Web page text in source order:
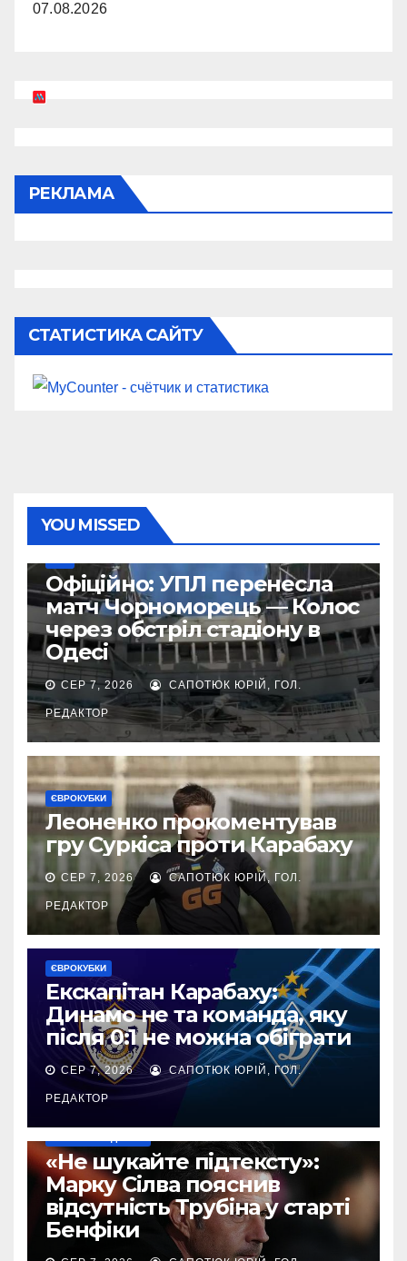
07.08.2026
РЕКЛАМА
СТАТИСТИКА САЙТУ
YOU MISSED
Офіційно: УПЛ перенесла
матч Чорноморець — Колос
через обстріл стадіону в
Одесі
СЕР 7, 2026 САПОТЮК ЮРІЙ, ГОЛ.
РЕДАКТОР
ЄВРОКУБКИ
Леоненко прокоментував
гру Суркіса проти Карабаху
СЕР 7, 2026 САПОТЮК ЮРІЙ, ГОЛ.
РЕДАКТОР
ЄВРОКУБКИ
Екскапітан Карабаху:
Динамо не та команда, яку
після 0:1 не можна обіграти
СЕР 7, 2026 САПОТЮК ЮРІЙ, ГОЛ.
РЕДАКТОР
«Не шукайте підтексту»:
Марку Сілва пояснив
відсутність Трубіна у старті
Бенфіки